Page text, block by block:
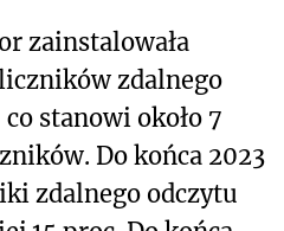
zainstalowała
zdalnego
stanowi około 7
Do końca 2023
zdalnego odczytu